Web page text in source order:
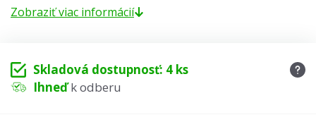
Zobraziť viac informácií
Skladová dostupnosť: 4 ks
Ihneďk odberu